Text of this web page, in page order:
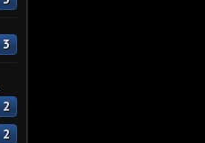
3
2
2